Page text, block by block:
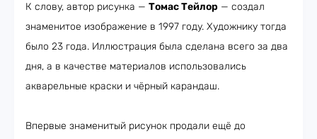
К слову, автор рисунка — Томас Тейлор — создал
знаменитое изображение в 1997 году. Художнику тогда
было 23 года. Иллюстрация была сделана всего за два
дня, а в качестве материалов использовались
акварельные краски и чёрный карандаш.
Впервые знаменитый рисунок продали ещё до